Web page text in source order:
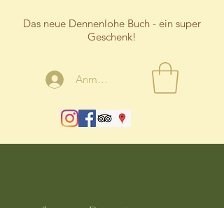
Das neue Dennenlohe Buch - ein super
Geschenk!
Anmelden